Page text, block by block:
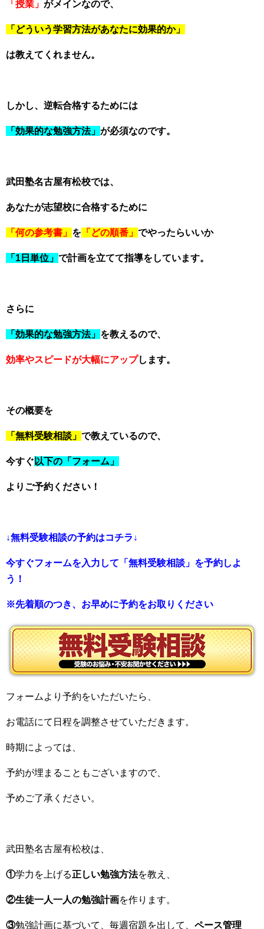
「授業」 がメインなので、
「どういう学習方法があなたに効果的か」
は教えてくれません。
しかし、逆転合格するためには
「効果的な勉強方法」 が必須なのです。
武田塾名古屋有松校では、
あなたが志望校に合格するために
「何の参考書」 を 「どの順番」 でやったらいいか
「1日単位」 で計画を立てて指導をしています。
さらに
「効果的な勉強方法」 を教えるので、
効率やスピードが大幅にアップします。
その概要を
「無料受験相談」 で教えているので、
今すぐ 以下の「フォーム」
よりご予約ください！
↓無料受験相談の予約はコチラ↓
今すぐフォームを入力して「無料受験相談」を予約しよ
う！
※先着順のつき、お早めに予約をお取りください
フォームより予約をいただいたら、
お電話にて日程を調整させていただきます。
時期によっては、
予約が埋まることもございますので、
予めご了承ください。
武田塾名古屋有松校は、
①学力を上げる正しい勉強方法を教え、
②生徒一人一人の勉強計画を作ります。
③勉強計画に基づいて、毎週宿題を出して、 ペース管理